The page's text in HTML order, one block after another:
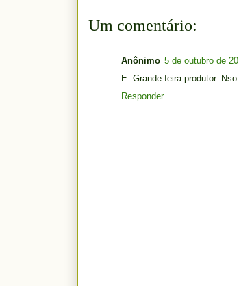
Um comentário:
Anônimo 5 de outubro de
E. Grande feira produtor.
Responder